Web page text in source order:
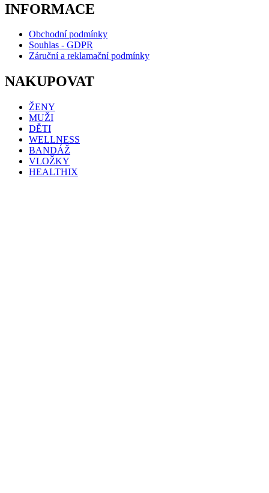
INFORMACE
Obchodní podmínky
Souhlas - GDPR
Záruční a reklamační podmínky
NAKUPOVAT
ŽENY
MUŽI
DĚTI
WELLNESS
BANDÁŽ
VLOŽKY
HEALTHIX